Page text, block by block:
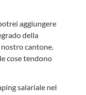
aggiungere
della
cantone.
cose tendono
salariale nel